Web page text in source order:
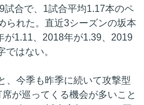
試合で、1試合平均1.17本のペ
られた。直近3シーズンの坂本
が1.11、2018年が1.39、2019
はない。
、今季も昨季に続いて攻撃型
が巡ってくる機会が多いこと